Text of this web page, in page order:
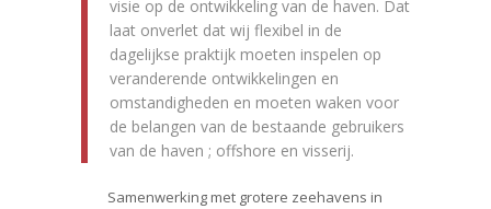
visie op de ontwikkeling van de haven. Dat
laat onverlet dat wij flexibel in de
dagelijkse praktijk moeten inspelen op
veranderende ontwikkelingen en
omstandigheden en moeten waken voor
de belangen van de bestaande gebruikers
van de haven ; offshore en visserij.
Samenwerking met grotere zeehavens in